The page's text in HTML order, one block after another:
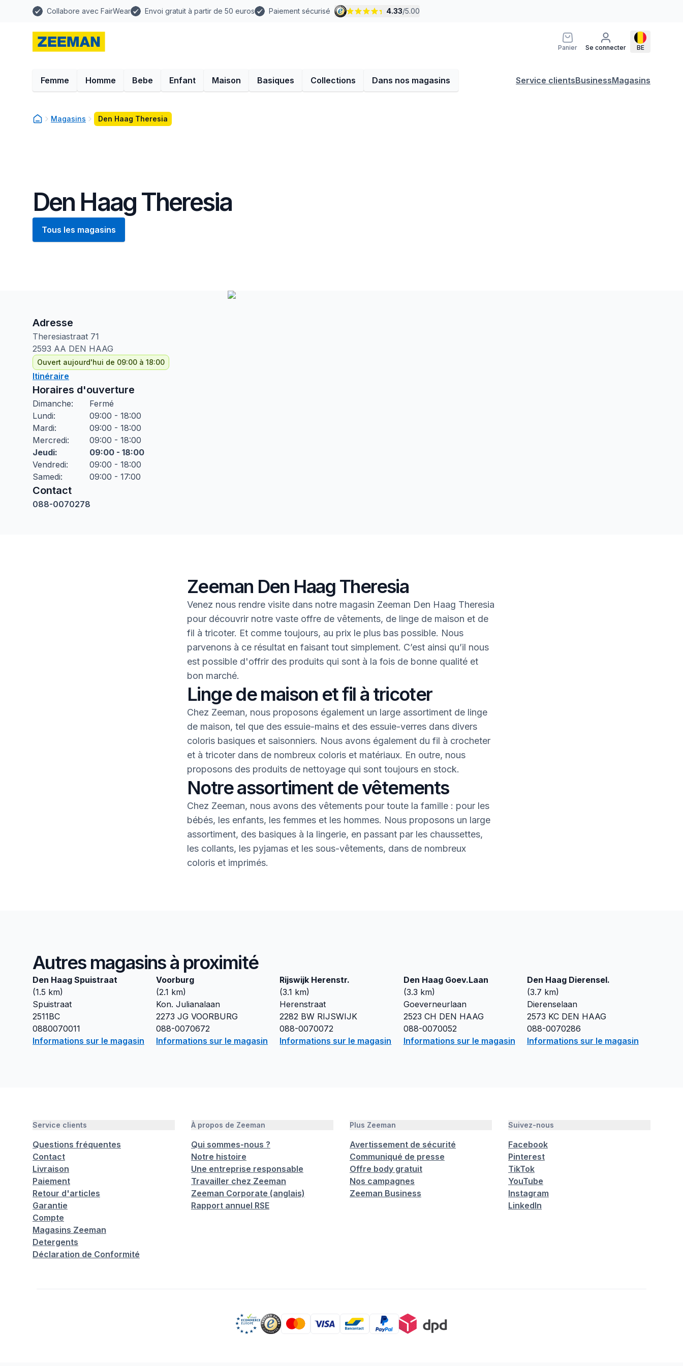
Collabore avec FairWear Envoi gratuit à partir de 50 euros Paiement sécurisé 4.33/5.00
Panier Se connecter BE
Femme Homme Bebe Enfant Maison Basiques Collections Dans nos magasins Service clientsBusinessMagasins
Magasins Den Haag Theresia
Den Haag Theresia
Tous les magasins
Adresse
Theresiastraat 71
2593 AA DEN HAAG
Ouvert aujourd'hui de 09:00 à 18:00
Itinéraire
Horaires d'ouverture
Dimanche:
Fermé
Lundi:
09:00 - 18:00
Mardi:
09:00 - 18:00
Mercredi:
09:00 - 18:00
Jeudi:
09:00 - 18:00
Vendredi:
09:00 - 18:00
Samedi: 09:00 - 17:00
Contact
088-0070278
Zeeman Den Haag Theresia
Venez nous rendre visite dans notre magasin Zeeman Den Haag Theresia
pour découvrir notre vaste offre de vêtements, de linge de maison et de
fil à tricoter. Et comme toujours, au prix le plus bas possible. Nous
parvenons à ce résultat en faisant tout simplement. C’est ainsi qu’il nous
est possible d'offrir des produits qui sont à la fois de bonne qualité et
bon marché.
Linge de maison et fil à tricoter
Chez Zeeman, nous proposons également un large assortiment de linge
de maison, tel que des essuie-mains et des essuie-verres dans divers
coloris basiques et saisonniers. Nous avons également du fil à crocheter
et à tricoter dans de nombreux coloris et matériaux. En outre, nous
proposons des produits de nettoyage qui sont toujours en stock.
Notre assortiment de vêtements
Chez Zeeman, nous avons des vêtements pour toute la famille : pour les
bébés, les enfants, les femmes et les hommes. Nous proposons un large
assortiment, des basiques à la lingerie, en passant par les chaussettes,
les collants, les pyjamas et les sous-vêtements, dans de nombreux
coloris et imprimés.
Autres magasins à proximité
Den Haag Spuistraat
(1.5 km)
Spuistraat
2511BC
0880070011
Informations sur le magasin
Voorburg
(2.1 km)
Kon. Julianalaan
2273 JG VOORBURG
088-0070672
Informations sur le magasin
Rijswijk Herenstr.
(3.1 km)
Herenstraat
2282 BW RIJSWIJK
088-0070072
Informations sur le magasin
Den Haag Goev.Laan
(3.3 km)
Goeverneurlaan
2523 CH DEN HAAG
088-0070052
Informations sur le magasin
Den Haag Dierensel.
(3.7 km)
Dierenselaan
2573 KC DEN HAAG
088-0070286
Informations sur le magasin
Service clients
Questions fréquentes
Contact
Livraison
Paiement
Retour d'articles
Garantie
Compte
Magasins Zeeman
Detergents
Déclaration de Conformité
À propos de Zeeman
Qui sommes-nous ?
Notre histoire
Une entreprise responsable
Travailler chez Zeeman
Zeeman Corporate (anglais)
Rapport annuel RSE
Plus Zeeman
Avertissement de sécurité
Communiqué de presse
Offre body gratuit
Nos campagnes
Zeeman Business
Suivez-nous
Facebook
Pinterest
TikTok
YouTube
Instagram
LinkedIn